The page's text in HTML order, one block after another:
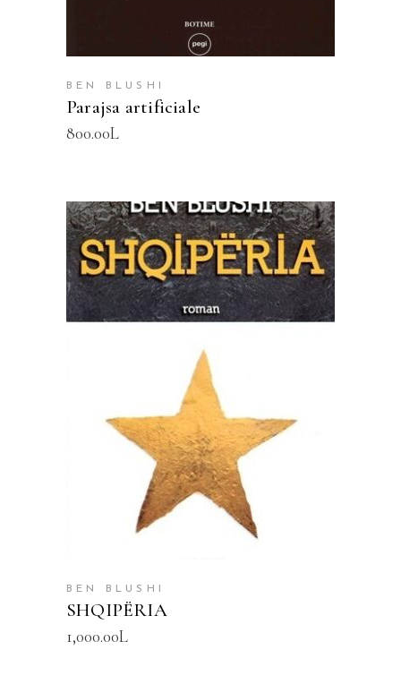
BEN BLUSHI
Parajsa artificiale
800.00L
SHTOJE NË SHPORTË
BEN BLUSHI
SHQIPËRIA
1,000.00L